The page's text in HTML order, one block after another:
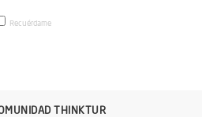
Recuérdame
THINKTUR